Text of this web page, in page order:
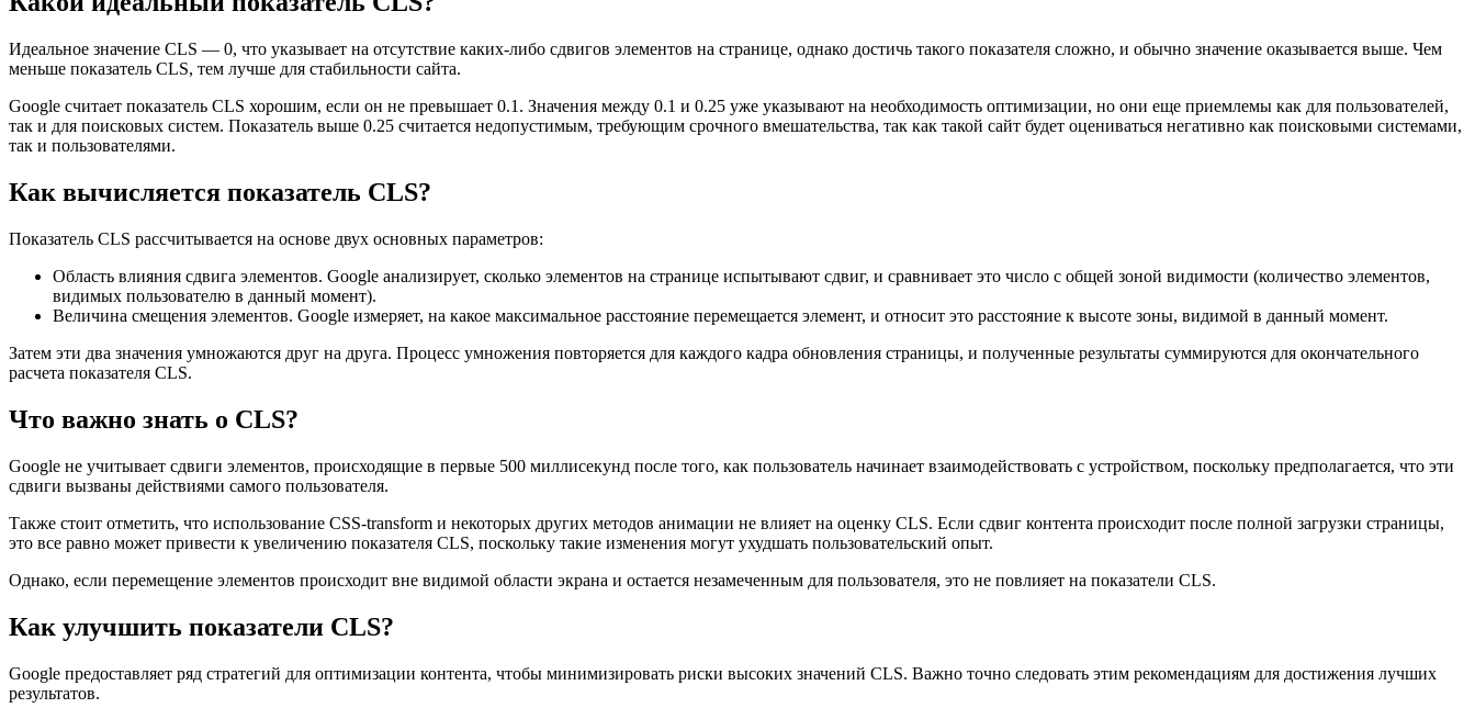
Идеальное значение CLS — 0, что указывает на отсутствие каких-либо сдвигов элементов на странице, однако достичь такого показателя сложно, и обычно значение оказывается выше. Чем
меньше показатель CLS, тем лучше для стабильности сайта.
Google считает показатель CLS хорошим, если он не превышает 0.1. Значения между 0.1 и 0.25 уже указывают на необходимость оптимизации, но они еще приемлемы как для пользователей,
так и для поисковых систем. Показатель выше 0.25 считается недопустимым, требующим срочного вмешательства, так как такой сайт будет оцениваться негативно как поисковыми системами,
так и пользователями.
Как вычисляется показатель CLS?
Показатель CLS рассчитывается на основе двух основных параметров:
Область влияния сдвига элементов. Google анализирует, сколько элементов на странице испытывают сдвиг, и сравнивает это число с общей зоной видимости (количество элементов,
видимых пользователю в данный момент).
Величина смещения элементов. Google измеряет, на какое максимальное расстояние перемещается элемент, и относит это расстояние к высоте зоны, видимой в данный момент.
Затем эти два значения умножаются друг на друга. Процесс умножения повторяется для каждого кадра обновления страницы, и полученные результаты суммируются для окончательного
расчета показателя CLS.
Что важно знать о CLS?
Google не учитывает сдвиги элементов, происходящие в первые 500 миллисекунд после того, как пользователь начинает взаимодействовать с устройством, поскольку предполагается, что эти
сдвиги вызваны действиями самого пользователя.
Также стоит отметить, что использование CSS-transform и некоторых других методов анимации не влияет на оценку CLS. Если сдвиг контента происходит после полной загрузки страницы,
это все равно может привести к увеличению показателя CLS, поскольку такие изменения могут ухудшать пользовательский опыт.
Однако, если перемещение элементов происходит вне видимой области экрана и остается незамеченным для пользователя, это не повлияет на показатели CLS.
Как улучшить показатели CLS?
Google предоставляет ряд стратегий для оптимизации контента, чтобы минимизировать риски высоких значений CLS. Важно точно следовать этим рекомендациям для достижения лучших
результатов.